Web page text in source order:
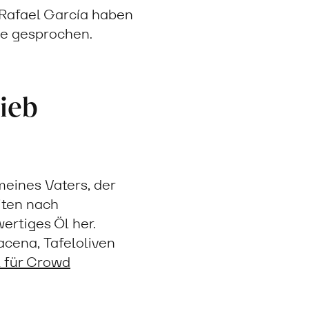
García haben
gesprochen.
Vaters, der
nach
Öl her.
Tafeloliven
für Crowd